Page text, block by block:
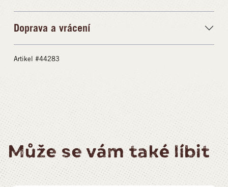
Doprava a vrácení
Artikel #44283
Může se vám také líbit